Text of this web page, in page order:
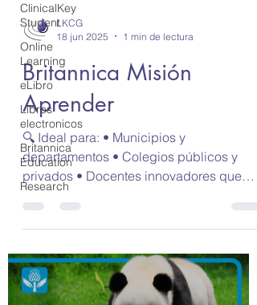
ClinicalKey
Student
Online
Learning
eLibro
Libros
electronicos
Britannica
Education
Research
LKCG
18 jun 2025
1 min de lectura
Britannica Misión
Aprender
🔍 Ideal para: • Municipios y
departamentos • Colegios públicos y
privados • Docentes innovadores que
buscan transformar sus prácticas...